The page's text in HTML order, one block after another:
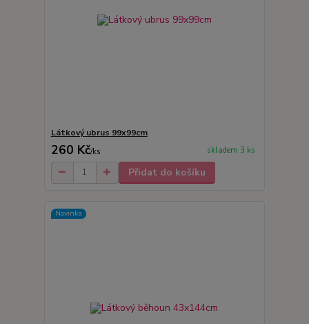
Látkový ubrus 99x99cm
260 Kč/ks skladem 3 ks
Přidat do košíku
Novinka